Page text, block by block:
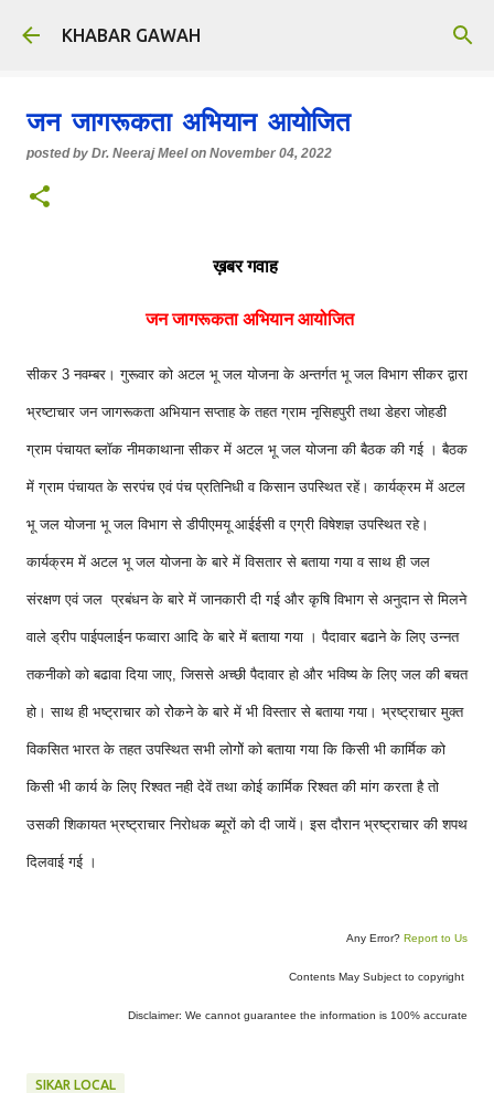
Skip to main content
KHABAR GAWAH
जन जागरूकता अभियान आयोजित
posted by Dr. Neeraj Meel on November 04, 2022
ख़बर गवाह
जन जागरूकता अभियान आयोजित
सीकर 3 नवम्बर। गुरूवार को अटल भू जल योजना के अन्तर्गत भू जल विभाग सीकर द्वारा
भ्रष्टाचार जन जागरूकता अभियान सप्ताह के तहत ग्राम नृसिहपुरी तथा डेहरा जोहडी
ग्राम पंचायत ब्लॉक नीमकाथाना सीकर में अटल भू जल योजना की बैठक की गई । बैठक
में ग्राम पंचायत के सरपंच एवं पंच प्रतिनिधी व किसान उपस्थित रहें। कार्यक्रम में अटल
भू जल योजना भू जल विभाग से डीपीएमयू आईईसी व एग्री विषेशज्ञ उपस्थित रहे।
कार्यक्रम में अटल भू जल योजना के बारे में विसतार से बताया गया व साथ ही जल
संरक्षण एवं जल प्रबंधन के बारे में जानकारी दी गई और कृषि विभाग से अनुदान से मिलने
वाले ड्रीप पाईपलाईन फव्वारा आदि के बारे में बताया गया । पैदावार बढाने के लिए उन्नत
तकनीको को बढावा दिया जाए, जिससे अच्छी पैदावार हो और भविष्य के लिए जल की बचत
हो। साथ ही भष्ट्राचार को रोेकने के बारे में भी विस्तार से बताया गया। भ्रष्ट्राचार मुक्त
विकसित भारत के तहत उपस्थित सभी लोगोें को बताया गया कि किसी भी कार्मिक को
किसी भी कार्य के लिए रिश्वत नही देवें तथा कोई कार्मिक रिश्वत की मांग करता है तो
उसकी शिकायत भ्रष्ट्राचार निरोधक ब्यूरों को दी जायें। इस दौरान भ्रष्ट्राचार की शपथ
दिलवाई गई ।
Any Error? Report to Us
Contents May Subject to copyright
Disclaimer: We cannot guarantee the information is 100% accurate
SIKAR LOCAL